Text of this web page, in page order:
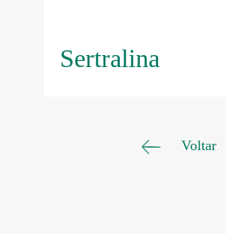
Sertralina
Voltar